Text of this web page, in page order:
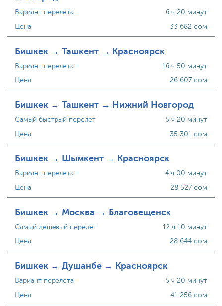
Вариант перелета
Цена
6 ч 20 минут
33 682 сом
Бишкек → Ташкент → Красноярск
Вариант перелета
Цена
16 ч 50 минут
26 607 сом
Бишкек → Ташкент → Нижний Новгород
Самый быстрый перелет
Цена
5 ч 20 минут
35 301 сом
Бишкек → Шымкент → Красноярск
Вариант перелета
Цена
4 ч 00 минут
28 527 сом
Бишкек → Москва → Благовещенск
Самый дешевый перелет
Цена
12 ч 10 минут
28 644 сом
Бишкек → Душанбе → Красноярск
Вариант перелета
Цена
5 ч 20 минут
41 256 сом